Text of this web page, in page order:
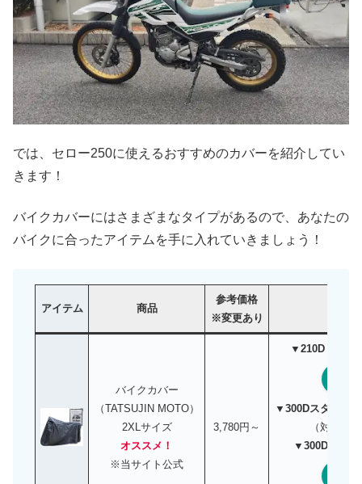
では、セロー250に使えるおすすめのカバーを紹介してい
きます！
バイクカバーにはさまざまなタイプがあるので、あなたの
バイクに合ったアイテムを手に入れていきましょう！
アイテム 商品
参考価格
※変更あり
バイクカバー
（TATSUJIN MOTO）
2XLサイズ
オススメ！
※当サイト公式
3,780円～
▼210D 軽量・
▼300Dスタンダ
（対応サ
▼300D PRO